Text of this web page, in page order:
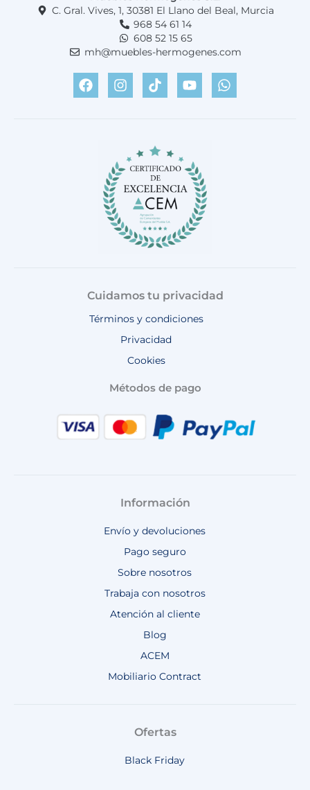
C. Gral. Vives, 1, 30381 El Llano del Beal, Murcia
968 54 61 14
608 52 15 65
mh@muebles-hermogenes.com
F
a
c
I
n
s
a
m
T
i
k
Y
o
u
W
h
a
Cuidamos tu privacidad
Términos y condiciones
Privacidad
Cookies
Métodos de pago
Información
Envío y devoluciones
Pago seguro
Sobre nosotros
Trabaja con nosotros
Atención al cliente
Blog
ACEM
Mobiliario Contract
Ofertas
Black Friday